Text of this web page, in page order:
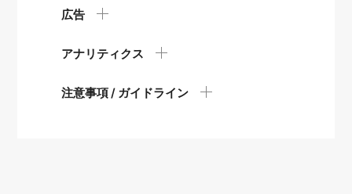
広告
アナリティクス
注意事項 / ガイドライン